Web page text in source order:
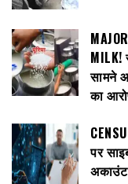
MILK!
सामने
का
पर